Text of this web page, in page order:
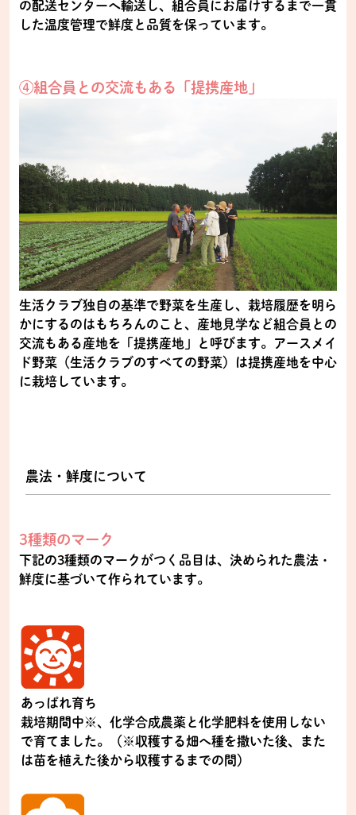
の配送センターへ輸送し、組合員にお届けするまで一貫
した温度管理で鮮度と品質を保っています。
④組合員との交流もある「提携産地」
生活クラブ独自の基準で野菜を生産し、栽培履歴を明ら
かにするのはもちろんのこと、産地見学など組合員との
交流もある産地を「提携産地」と呼びます。アースメイ
ド野菜（生活クラブのすべての野菜）は提携産地を中心
に栽培しています。
農法・鮮度について
3種類のマーク
下記の3種類のマークがつく品目は、決められた農法・
鮮度に基づいて作られています。
あっぱれ育ち
栽培期間中※、化学合成農薬と化学肥料を使用しない
で育てました。（※収穫する畑へ種を撒いた後、また
は苗を植えた後から収穫するまでの間）